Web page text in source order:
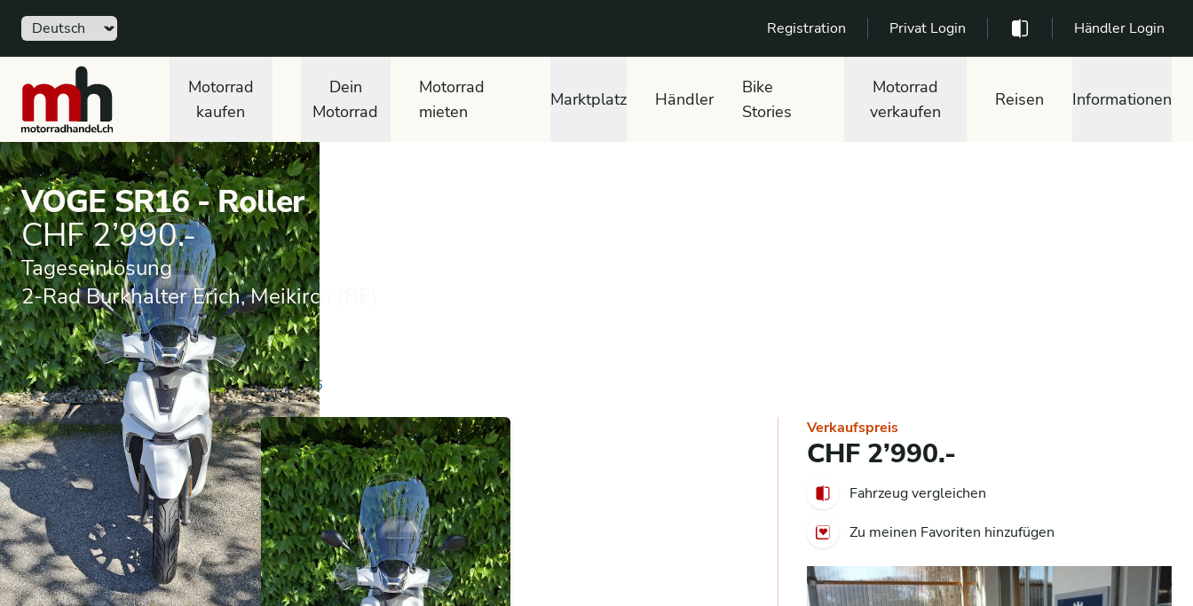
Sprache Registration Privat Login Händler Login
motorradhandel.ch
Motorrad
kaufen
Dein
Motorrad
Motorrad
mieten
Marktplatz Händler
Bike
Stories
Motorrad
verkaufen
Reisen Informationen
VOGE SR16 - Roller
CHF 2’990.-
Tageseinlösung
2-Rad Burkhalter Erich, Meikirch (BE)
Tageseinlösung Roller VOGE SR16
Verkaufspreis
CHF 2’990.-
Fahrzeug vergleichen
Zu meinen Favoriten hinzufügen